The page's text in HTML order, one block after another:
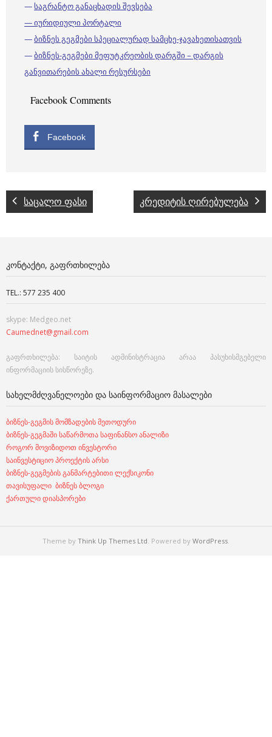
—საგრანტო განაცხადის შევსება
— იურიდიული პორტალი
—ბიზნეს გეგმები სპეციალურად სამცხე-ჯავახეთისათვის
—ბიზნეს-გეგმები მეფუტკრეობის დარგში – დარგის
განვითარების ახალი რესურსები
Facebook Comments
Facebook
საცალო ფასი კრედიტის ღირებულება
ᲙᲝᲜᲢᲐᲥᲢᲘ, ᲒᲐᲤᲠᲗᲮᲘᲚᲔᲑᲐ
TEL.: 577 235 400
skype: Medgeo.net
Caumednet@gmail.com
გაფრთხილება: საიტის ადმინისტრაცია არაა პასუხისმგებელი
ინფორმაციის სისწორეზე.
ᲡᲐᲮᲔᲚᲛᲫᲦᲕᲐᲜᲔᲚᲝᲔᲑᲘ ᲓᲐ ᲡᲐᲘᲜᲤᲝᲠᲛᲐᲪᲘᲝ ᲛᲐᲡᲐᲚᲔᲑᲘ
ბიზნეს-გეგმის მომზადების მეთოდური
ბიზნეს-გეგმაში საწარმოთა საფინანსო ანალიზი
როგორ მოვიზიდოთ ინვესტორი
საინვესტიციო პროექტის არსი
ბიზნეს-გეგმების განმარტებითი ლექსიკონი
თავისუფალი ბიზნეს ბლოგი
ქართული დიასპორები
Theme by Think Up Themes Ltd. Powered by WordPress.